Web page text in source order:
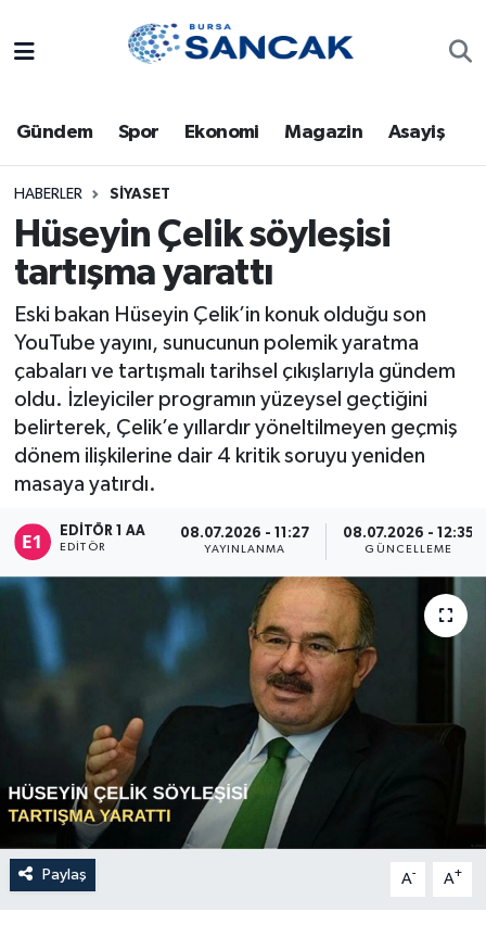
Gündem Spor Ekonomi Magazin Asayiş
HABERLER SIYASET
Hüseyin Çelik söyleşisi
tartışma yarattı
Eski bakan Hüseyin Çelik’in konuk olduğu son
YouTube yayını, sunucunun polemik yaratma
çabaları ve tartışmalı tarihsel çıkışlarıyla gündem
oldu. İzleyiciler programın yüzeysel geçtiğini
belirterek, Çelik’e yıllardır yöneltilmeyen geçmiş
dönem ilişkilerine dair 4 kritik soruyu yeniden
masaya yatırdı.
EDITÖR 1 AA
EDITÖR
08.07.2026 - 11:27
YAYINLANMA
08.07.2026 - 12:35
GÜNCELLEME
Paylaş A- A+
Bursa
Dünya
Eğitim
Ekonomi
Genel
Gündem
Magazin
Sağlık
Siyaset
Trafik Durumu
Süper Lig Puan Durumu ve Fikstür
Tüm Manşetler
Son Dakika Haberleri
Haber Arşivi